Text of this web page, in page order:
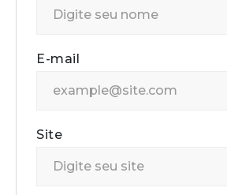
E-mail
Site